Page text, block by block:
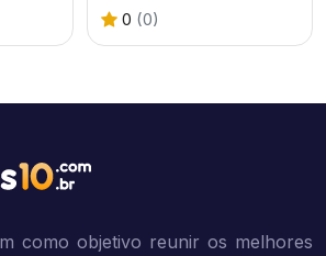
0 (0)
como objetivo reunir os melhores